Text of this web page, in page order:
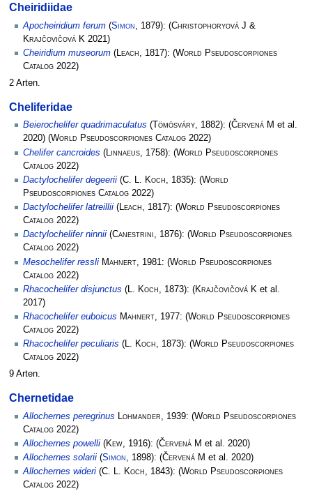
Cheiridiidae
Apocheiridium ferum (Simon, 1879): (Christophoryová J &
Krajčovičová K 2021)
Cheiridium museorum (Leach, 1817): (World Pseudoscorpiones
Catalog 2022)
2 Arten.
Cheliferidae
Beierochelifer quadrimaculatus ( Tömösváry, 1882): (Červená M et al.
2020) (World Pseudoscorpiones Catalog 2022)
Chelifer cancroides ( Linnaeus , 1758): (World Pseudoscorpiones
Catalog 2022)
Dactylochelifer degeerii (C. L. Koch , 1835): (World
Pseudoscorpiones Catalog 2022)
Dactylochelifer latreillii (Leach, 1817): (World Pseudoscorpiones
Catalog 2022)
Dactylochelifer ninnii (Canestrini, 1876): (World Pseudoscorpiones
Catalog 2022)
Mesochelifer ressli Mahnert , 1981: (World Pseudoscorpiones
Catalog 2022)
Rhacochelifer disjunctus (L. Koch, 1873): (Krajčovičová K et al.
2017)
Rhacochelifer euboicus Mahnert, 1977: (World Pseudoscorpiones
Catalog 2022)
Rhacochelifer peculiaris (L. Koch, 1873): (World Pseudoscorpiones
Catalog 2022)
9 Arten.
Chernetidae
Allochernes peregrinus Lohmander , 1939: (World Pseudoscorpiones
Catalog 2022)
Allochernes powelli (Kew, 1916): (Červená M et al. 2020)
Allochernes solarii (Simon, 1898): (Červená M et al. 2020)
Allochernes wideri (C. L. Koch, 1843): (World Pseudoscorpiones
Catalog 2022)